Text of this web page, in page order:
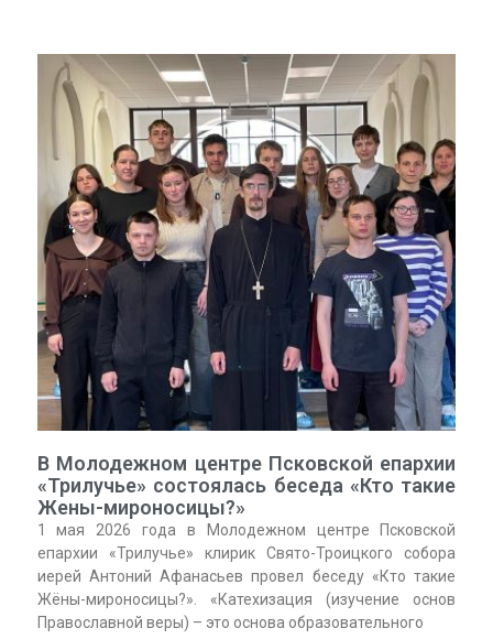
В Молодежном центре Псковской епархии
«Трилучье» состоялась беседа «Кто такие
Жены-мироносицы?»
1 мая 2026 года в Молодежном центре Псковской
епархии «Трилучье» клирик Свято-Троицкого собора
иерей Антоний Афанасьев провел беседу «Кто такие
Жёны-мироносицы?». «Катехизация (изучение основ
Православной веры) – это основа образовательного